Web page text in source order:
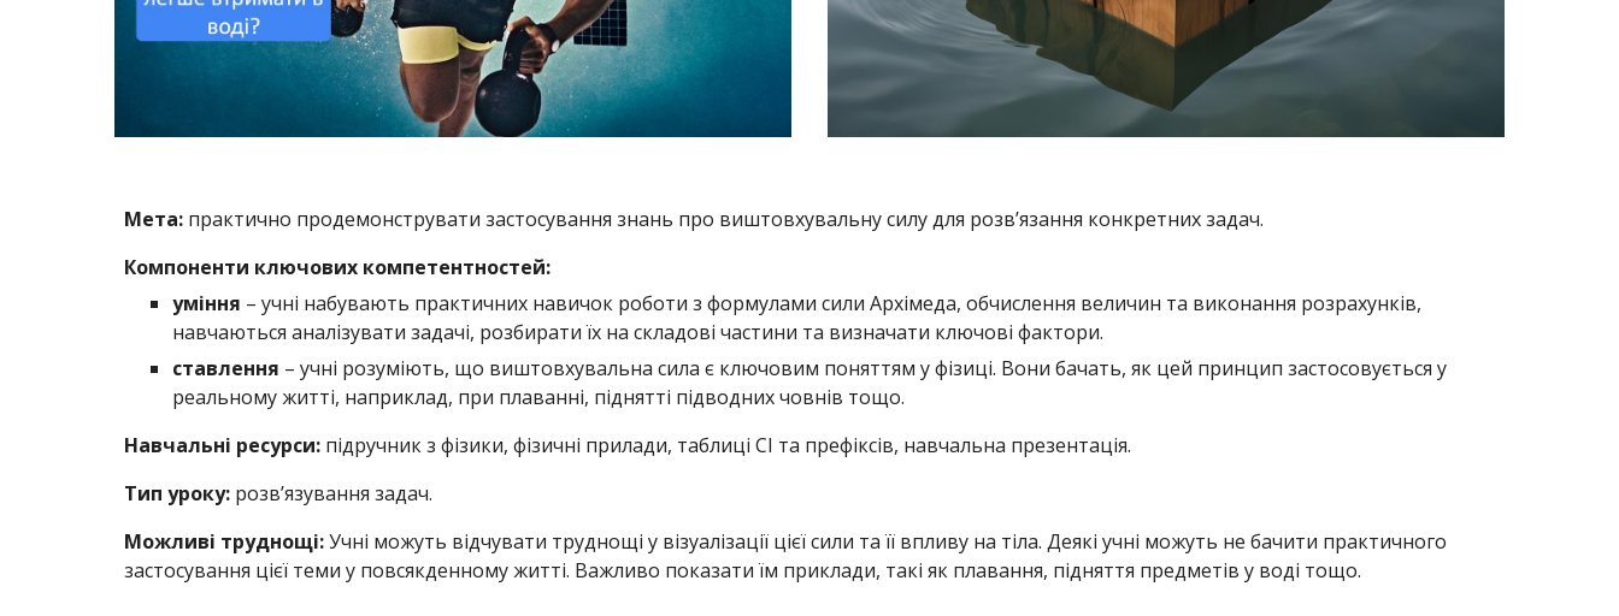
Мета: практично продемонструвати застосування знань про виштовхувальну силу для розв’язання конкретних задач.
Компоненти ключових компетентностей:
уміння – учні набувають практичних навичок роботи з формулами сили Архімеда, обчислення величин та виконання розрахунків,
навчаються аналізувати задачі, розбирати їх на складові частини та визначати ключові фактори.
ставлення – учні розуміють, що виштовхувальна сила є ключовим поняттям у фізиці. Вони бачать, як цей принцип застосовується у
реальному житті, наприклад, при плаванні, піднятті підводних човнів тощо.
Навчальні ресурси:підручник з фізики, фізичні прилади, таблиці СІ та префіксів, навчальна презентація.
Тип уроку: розв’язування задач.
Можливі труднощі:Учні можуть відчувати труднощі у візуалізації цієї сили та її впливу на тіла. Деякі учні можуть не бачити практичного
застосування цієї теми у повсякденному житті. Важливо показати їм приклади, такі як плавання, підняття предметів у воді тощо.